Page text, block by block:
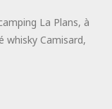
La Plans, à
whisky Camisard,